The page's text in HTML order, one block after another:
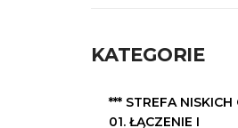
jKATEGORIE
*** STREFA NISKICH
01. ŁĄCZENIE I